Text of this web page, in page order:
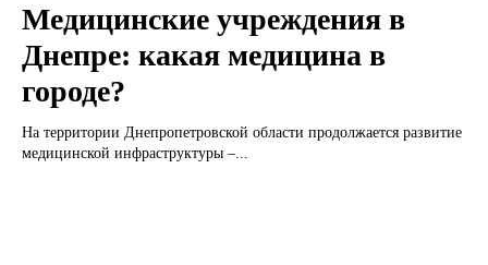
Медицинские учреждения в
Днепре: какая медицина в
городе?
На территории Днепропетровской области продолжается развитие
медицинской инфраструктуры –...